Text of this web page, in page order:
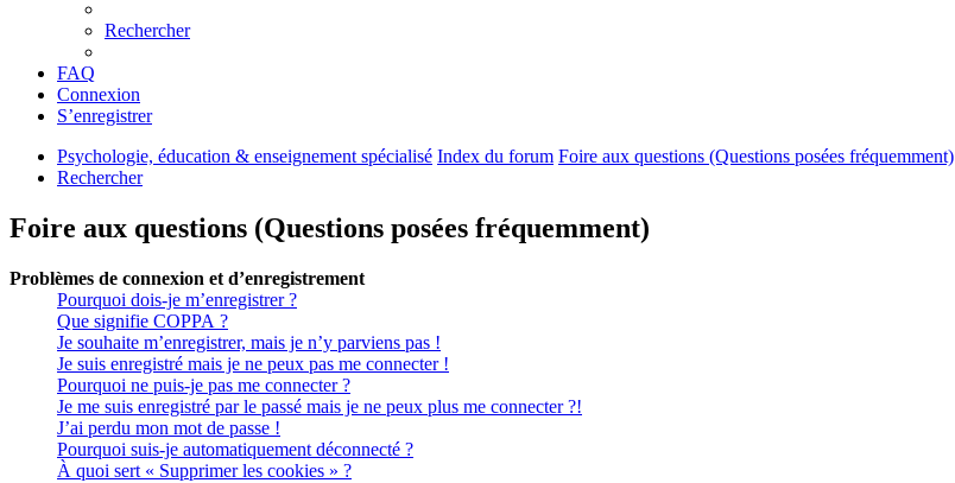
Rechercher
FAQ
Connexion
S’enregistrer
Psychologie, éducation & enseignement spécialisé Index du forum Foire aux questions (Questions posées fréquemment)
Rechercher
Foire aux questions (Questions posées fréquemment)
Problèmes de connexion et d’enregistrement
Pourquoi dois-je m’enregistrer ?
Que signifie COPPA ?
Je souhaite m’enregistrer, mais je n’y parviens pas !
Je suis enregistré mais je ne peux pas me connecter !
Pourquoi ne puis-je pas me connecter ?
Je me suis enregistré par le passé mais je ne peux plus me connecter ?!
J’ai perdu mon mot de passe !
Pourquoi suis-je automatiquement déconnecté ?
À quoi sert « Supprimer les cookies » ?